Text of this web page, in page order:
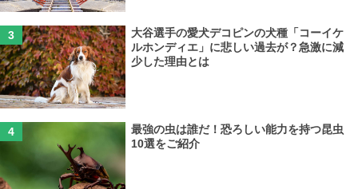
大谷選手の愛犬デコピンの犬種「コーイケ
ルホンディエ」に悲しい過去が？急激に減
少した理由とは
最強の虫は誰だ！恐ろしい能力を持つ昆虫
10選をご紹介